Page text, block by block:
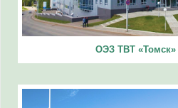
ОЭЗ ТВТ «Томск»